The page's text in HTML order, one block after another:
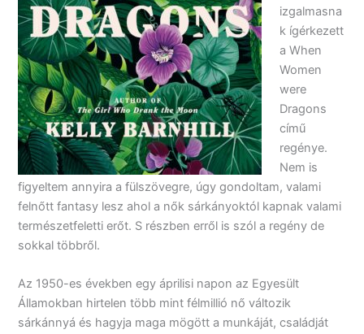
izgalmasna
k ígérkezett
a When
Women
were
Dragons
című
regénye.
Nem is
figyeltem annyira a fülszövegre, úgy gondoltam, valami
felnőtt fantasy lesz ahol a nők sárkányoktól kapnak valami
természetfeletti erőt. S részben erről is szól a regény de
sokkal többről.
Az 1950-es években egy áprilisi napon az Egyesült
Államokban hirtelen több mint félmillió nő változik
sárkánnyá és hagyja maga mögött a munkáját, családját